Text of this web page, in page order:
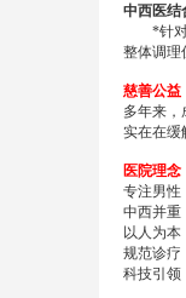
中西医结
*针对复
整体调理
慈善公益
多年来，
实在在缓
医院理念
专注男性
中西并重
以人为
规范诊疗
科技引领